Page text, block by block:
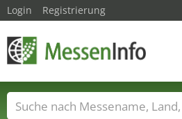
Login Registrierung